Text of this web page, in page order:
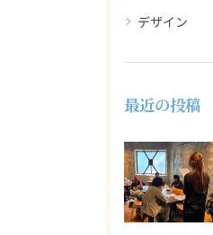
デザイン
最近の投稿